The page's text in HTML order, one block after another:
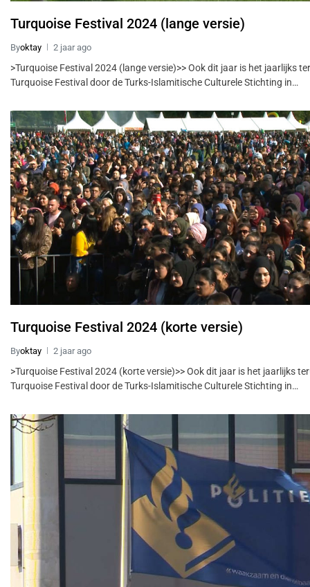
Turquoise Festival 2024 (lange versie)
Byoktay 2 jaar ago
>Turquoise Festival 2024 (lange versie)>> Ook dit jaar is het jaarlijks
Turquoise Festival door de Turks-Islamitische Culturele Stichting in…
Turquoise Festival 2024 (korte versie)
Byoktay 2 jaar ago
>Turquoise Festival 2024 (korte versie)>> Ook dit jaar is het jaarlijks
Turquoise Festival door de Turks-Islamitische Culturele Stichting in…